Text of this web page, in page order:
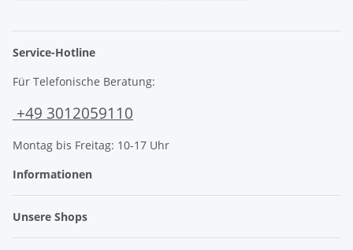
Service-Hotline
Für Telefonische Beratung:
+49 3012059110
Montag bis Freitag: 10-17 Uhr
Informationen
Unsere Shops